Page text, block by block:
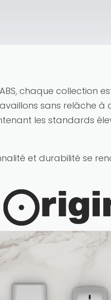
chaque collection
sans relâche à
les standards
et durabilité se